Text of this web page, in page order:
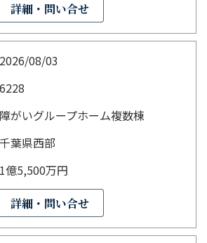
詳細・問い合せ
2026/08/03
6228
障がいグループホーム複数棟
千葉県西部
1億5,500万円
詳細・問い合せ